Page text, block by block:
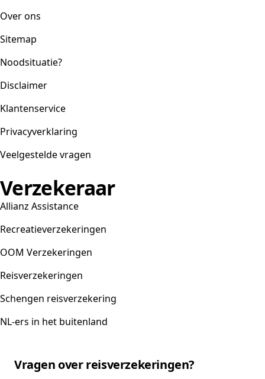
Over ons
Sitemap
Noodsituatie?
Disclaimer
Klantenservice
Privacyverklaring
Veelgestelde vragen
Verzekeraar
Allianz Assistance
Recreatieverzekeringen
OOM Verzekeringen
Reisverzekeringen
Schengen reisverzekering
NL-ers in het buitenland
Vragen over reisverzekeringen?